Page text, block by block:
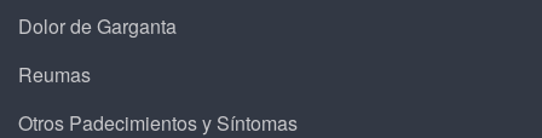
Dolor de Garganta
Reumas
Otros Padecimientos y Síntomas